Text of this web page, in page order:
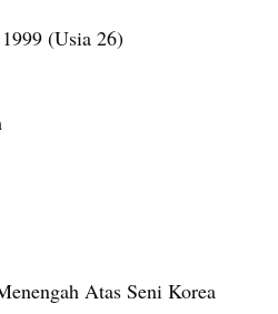
(Usia 26)
Atas Seni Korea